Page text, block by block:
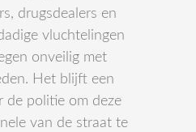
drugsdealers en
vluchtelingen
onveilig met
Het blijft een
de politie om deze
van de straat te